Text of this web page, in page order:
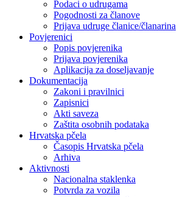
Podaci o udrugama
Pogodnosti za članove
Prijava udruge članice/članarina
Povjerenici
Popis povjerenika
Prijava povjerenika
Aplikacija za doseljavanje
Dokumentacija
Zakoni i pravilnici
Zapisnici
Akti saveza
Zaštita osobnih podataka
Hrvatska pčela
Časopis Hrvatska pčela
Arhiva
Aktivnosti
Nacionalna staklenka
Potvrda za vozila